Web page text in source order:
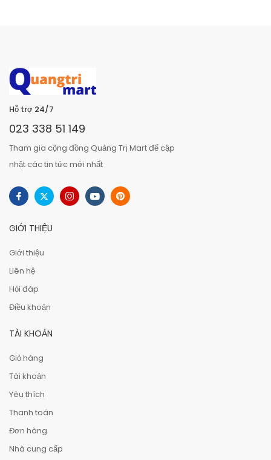
Hỗ trợ 24/7
023 338 51 149
Tham gia cộng đồng Quảng Trị Mart để cập
nhật các tin tức mới nhất
GIỚI THIỆU
Giới thiệu
Liên hệ
Hỏi đáp
Điều khoản
TÀI KHOẢN
Giỏ hàng
Tài khoản
Yêu thích
Thanh toán
Đơn hàng
Nhà cung cấp